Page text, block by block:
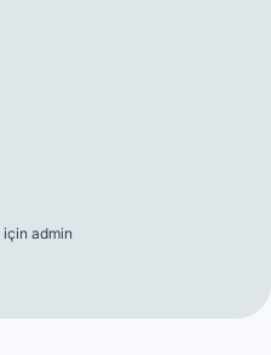
için admin